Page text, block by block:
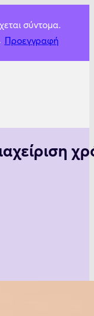
σύντομα.
Προεγγραφή